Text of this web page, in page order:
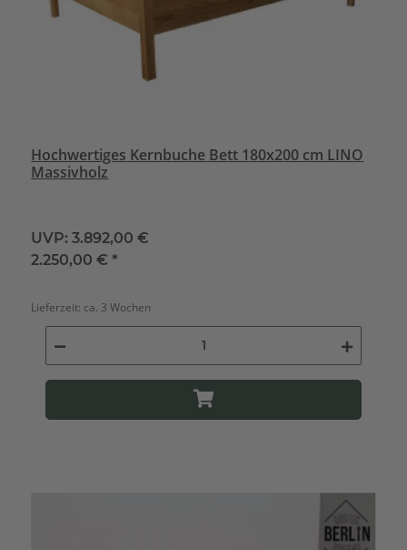
Hochwertiges Kernbuche Bett 180x200 cm LINO
Massivholz
UVP: 3.892,00 €
2.250,00 €*
Lieferzeit: ca. 3 Wochen